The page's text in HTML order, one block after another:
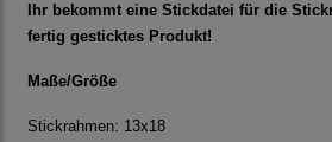
Ihr bekommt eine Stickdatei für die
fertig gesticktes Produkt!
Maße/Größe
Stickrahmen: 13x18